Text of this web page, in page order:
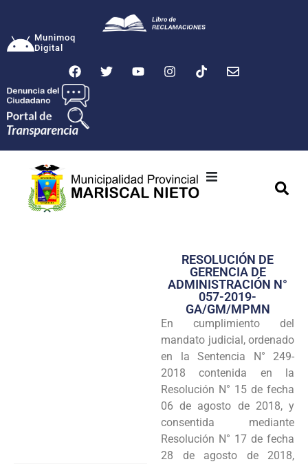
Munimoq
Digital
Transparencia
Seguridad
Programas
Intranet
RESOLUCIÓN DE
GERENCIA DE
ADMINISTRACIÓN N°
057-2019-
GA/GM/MPMN
En cumplimiento del
mandato judicial, ordenado
en la Sentencia N° 249-
2018 contenida en la
Resolución N° 15 de fecha
06 de agosto de 2018, y
consentida mediante
Resolución N° 17 de fecha
28 de agosto de 2018,